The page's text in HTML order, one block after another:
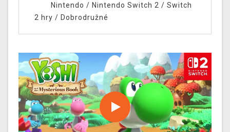
Nintendo / Nintendo Switch 2 / Switch
2 hry / Dobrodružné